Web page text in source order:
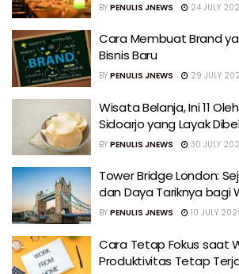
BY PENULIS JNEWS 24 JULY
Cara Membuat Brand
Bisnis Baru
BY PENULIS JNEWS 29 JULY
Wisata Belanja, Ini 11
Sidoarjo yang Layak
BY PENULIS JNEWS 30 JULY
Tower Bridge London:
dan Daya Tariknya bagi
BY PENULIS JNEWS 10 JULY
Cara Tetap Fokus saat
Produktivitas Tetap